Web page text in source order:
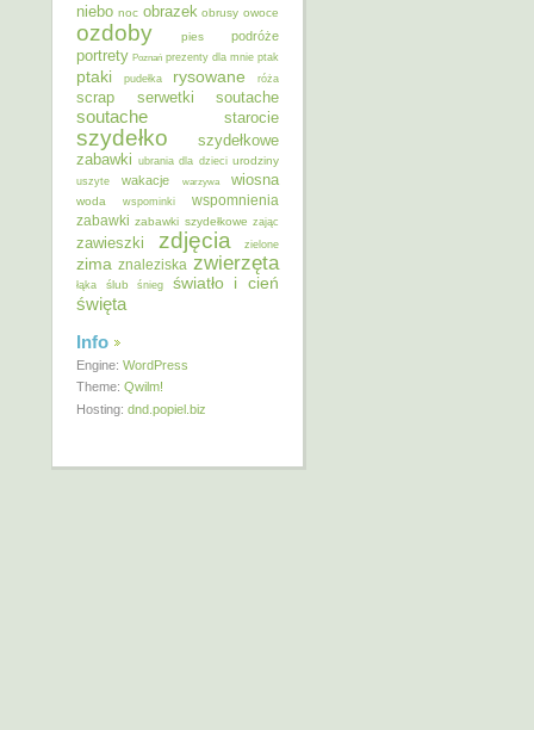
niebo noc obrazek obrusy owoce
ozdoby pies podróże
portrety Poznań prezenty dla mnie ptak
ptaki pudełka rysowane róża
scrap serwetki soutache
soutache starocie
szydełko
szydełkowe
zabawki ubrania dla dzieci urodziny
uszyte wakacje warzywa wiosna
woda wspominki
wspomnienia
zabawki zabawki szydełkowe zając
zawieszki zdjęcia zielone
zima znaleziska zwierzęta
łąka ślub śnieg światło i cień
święta
Info
Engine: WordPress
Theme: Qwilm!
Hosting: dnd.popiel.biz